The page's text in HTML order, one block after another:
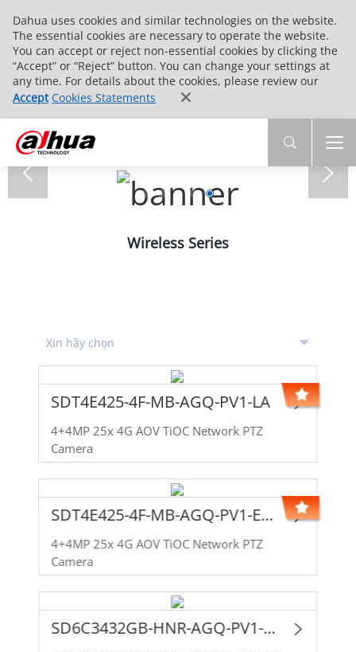
Dahua uses cookies and similar technologies on the website.
The essential cookies are necessary to operate the website.
You can accept or reject non-essential cookies by clicking the
“Accept” or “Reject” button. You can change your settings at
any time. For details about the cookies, please review our
Accept Cookies Statements
Wireless Series
SDT4E425-4F-MB-AGQ-PV1-LA
4+4MP 25x 4G AOV TiOC Network PTZ
Camera
SDT4E425-4F-MB-AGQ-PV1-EAU
4+4MP 25x 4G AOV TiOC Network PTZ
Camera
SD6C3432GB-HNR-AGQ-PV1-LA